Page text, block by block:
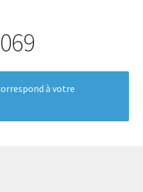
à votre